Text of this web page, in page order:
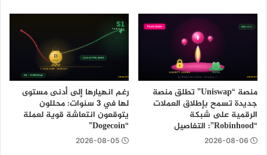
منصة “Uniswap” تطلق منصة
جديدة تسمح بإطلاق العملات
الرقمية على شبكة
“Robinhood”: التفاصيل
2026-08-06
رغم انهيارها إلى أدنى مستوى
لها في 3 سنوات: محللون
يتوقعون انتعاشة قوية لعملة
“Dogecoin”
2026-08-05